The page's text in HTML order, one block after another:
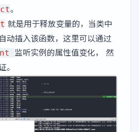
。
就是用于释放变量的，当类中
动插入该函数，这里可以通过
监听实例的属性值变化， 然
。